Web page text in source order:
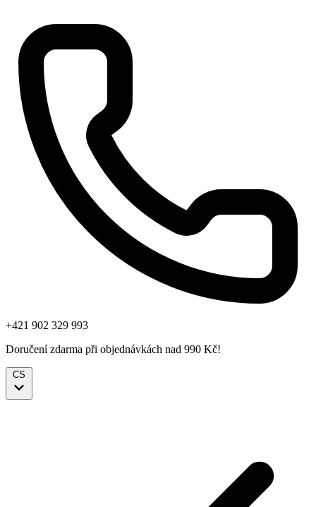
+421 902 329 993
Doručení zdarma při objednávkách nad 990 Kč!
CS